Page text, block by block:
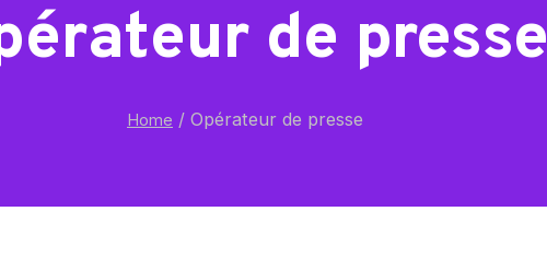
de presse
Home / Opérateur de presse